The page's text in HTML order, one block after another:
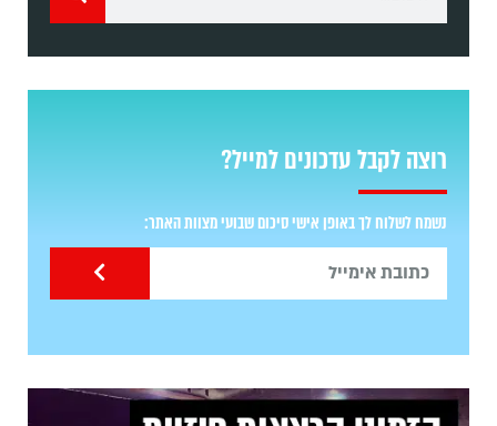
רוצה לקבל עדכונים למייל?
נשמח לשלוח לך באופן אישי סיכום שבועי מצוות האתר: